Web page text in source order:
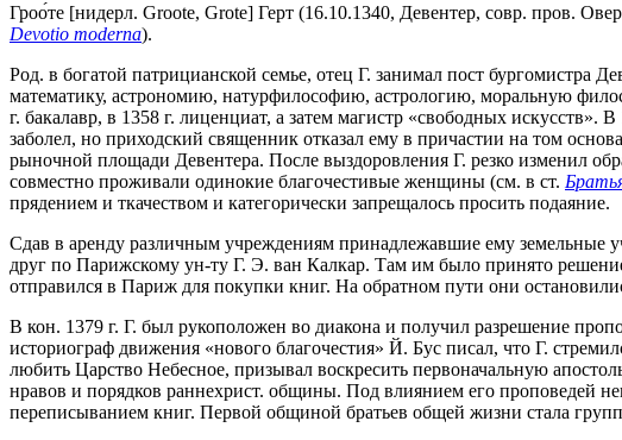
Гроо́те [нидерл. Groote, Grote] Герт (16.10.1340, Девентер, совр. пров.
Devotio moderna).
Род. в богатой патрицианской семье, отец Г. занимал пост бургомистра
математику, астрономию, натурфилософию, астрологию, моральную
г. бакалавр, в 1358 г. лиценциат, а затем магистр «свободных искусств».
заболел, но приходский священник отказал ему в причастии на том
рыночной площади Девентера. После выздоровления Г. резко изменил
совместно проживали одинокие благочестивые женщины (см. в ст.
прядением и ткачеством и категорически запрещалось просить подаяние.
Сдав в аренду различным учреждениям принадлежавшие ему земельные
друг по Парижскому ун-ту Г. Э. ван Калкар. Там им было принято
отправился в Париж для покупки книг. На обратном пути они
В кон. 1379 г. Г. был рукоположен во диакона и получил разрешение
историограф движения «нового благочестия» Й. Бус писал, что Г.
любить Царство Небесное, призывал воскресить первоначальную
нравов и порядков раннехрист. общины. Под влиянием его проповедей
переписыванием книг. Первой общиной братьев общей жизни стала